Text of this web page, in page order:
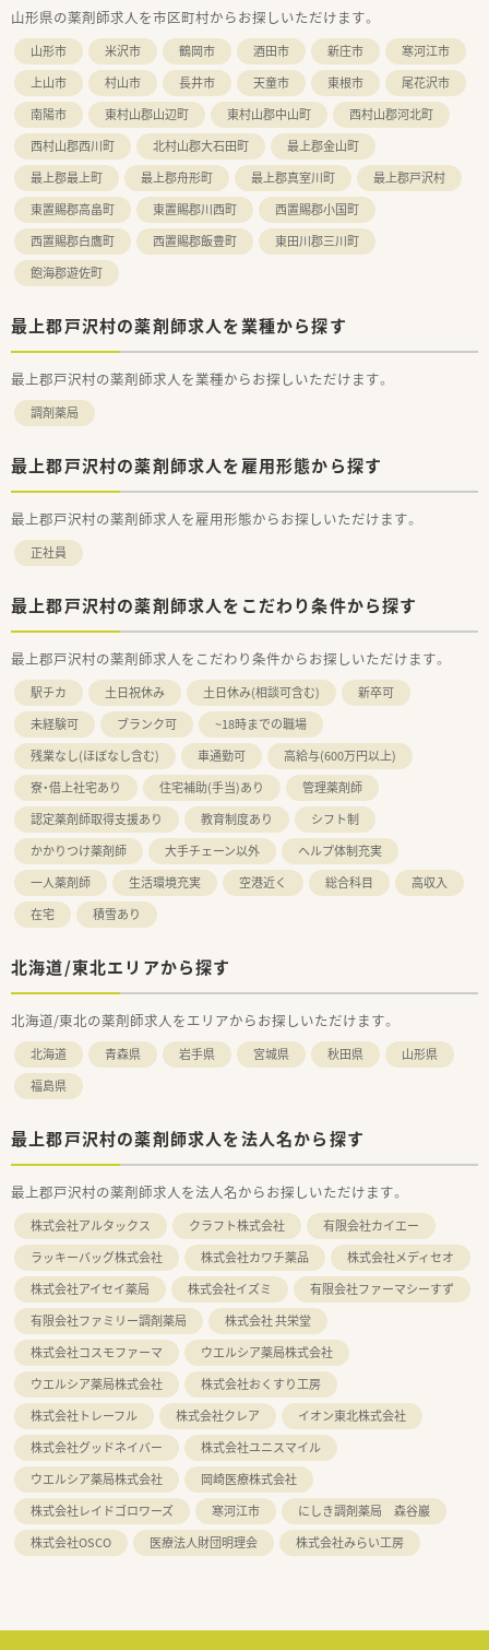
経験やスキルに応じて高水準の給与が提示されます。
■単身の世帯主には社宅費用を全額提供する制度があり、上限
30万円の引越し手当も支給されるため遠方からも安心です。
山形県の薬剤師求人を市区町村からお探しいただけます。
山形市 米沢市 鶴岡市 酒田市 新庄市
寒河江市
上山市
村山市 長井市 天童市 東根市
尾花沢市
南陽市
東村山郡山辺町 東村山郡中山町
西村山郡河北町
西村山郡西川町
北村山郡大石田町
最上郡金山町
最上郡最上町
最上郡舟形町 最上郡真室川町
最上郡戸沢村
東置賜郡高畠町
東置賜郡川西町
西置賜郡小国町
西置賜郡白鷹町
西置賜郡飯豊町
東田川郡三川町
飽海郡遊佐町
最上郡戸沢村の薬剤師求人を業種から探す
最上郡戸沢村の薬剤師求人を業種からお探しいただけます。
調剤薬局
最上郡戸沢村の薬剤師求人を雇用形態から探す
最上郡戸沢村の薬剤師求人を雇用形態からお探しいただけます。
正社員
最上郡戸沢村の薬剤師求人をこだわり条件から探す
最上郡戸沢村の薬剤師求人をこだわり条件からお探しいただけます。
駅チカ 土日祝休み 土日休み(相談可含む)
新卒可
未経験可
ブランク可
~18時までの職場
残業なし(ほぼなし含む)
車通勤可
高給与(600万円以上)
寮・借上社宅あり
住宅補助(手当)あり
管理薬剤師
認定薬剤師取得支援あり
教育制度あり
シフト制
かかりつけ薬剤師
大手チェーン以外
ヘルプ体制充実
一人薬剤師
生活環境充実 空港近く 総合科目
高収入
在宅
積雪あり
北海道/東北エリアから探す
北海道/東北の薬剤師求人をエリアからお探しいただけます。
北海道 青森県 岩手県 宮城県 秋田県
山形県
福島県
最上郡戸沢村の薬剤師求人を法人名から探す
最上郡戸沢村の薬剤師求人を法人名からお探しいただけます。
株式会社アルタックス クラフト株式会社
有限会社カイエー
ラッキーバッグ株式会社
株式会社カワチ薬品
株式会社メディセオ
株式会社アイセイ薬局
株式会社イズミ
有限会社ファーマシーすず
有限会社ファミリー調剤薬局
株式会社 共栄堂
株式会社コスモファーマ
ウエルシア薬局株式会社
ウエルシア薬局株式会社
株式会社おくすり工房
株式会社トレーフル
株式会社クレア
イオン東北株式会社
株式会社グッドネイバー
株式会社ユニスマイル
ウエルシア薬局株式会社
岡崎医療株式会社
株式会社レイドゴロワーズ
寒河江市
にしき調剤薬局 森谷巖
株式会社OSCO
医療法人財団明理会 株式会社みらい工房